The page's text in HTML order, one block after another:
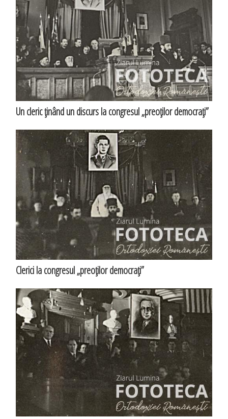
Un cleric ţinând un discurs la congresul „preoţilor democraţi”
Clerici la congresul „preoţilor democraţi”